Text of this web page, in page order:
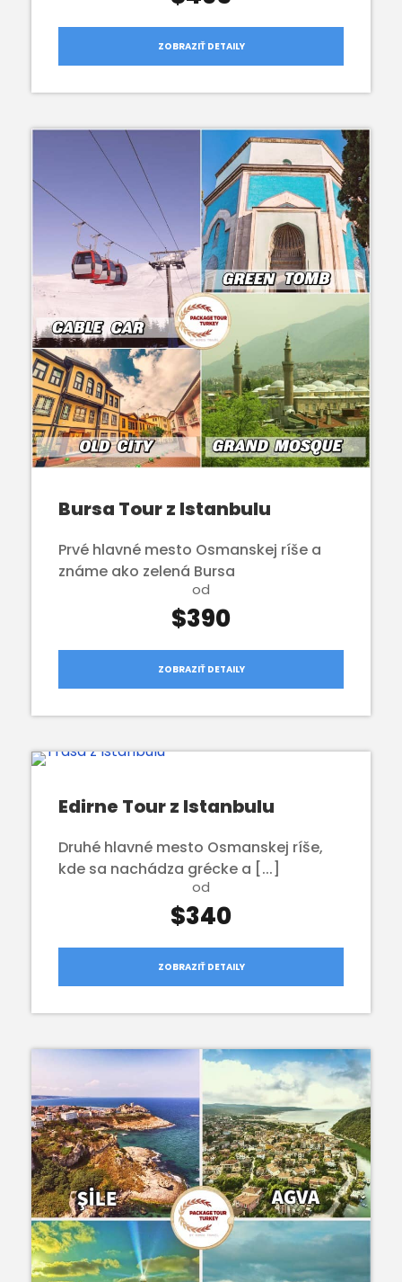
ZOBRAZIŤ DETAILY
Bursa Tour z Istanbulu
Prvé hlavné mesto Osmanskej ríše a
známe ako zelená Bursa
od
$390
ZOBRAZIŤ DETAILY
Edirne Tour z Istanbulu
Druhé hlavné mesto Osmanskej ríše,
kde sa nachádza grécke a [...]
od
$340
ZOBRAZIŤ DETAILY